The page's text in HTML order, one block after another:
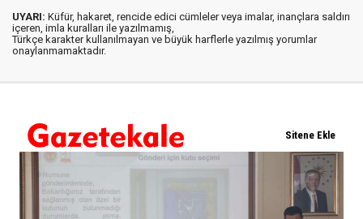
UYARI: Küfür, hakaret, rencide edici cümleler veya imalar, inançlara saldırı
içeren, imla kuralları ile yazılmamış,
Türkçe karakter kullanılmayan ve büyük harflerle yazılmış yorumlar
onaylanmamaktadır.